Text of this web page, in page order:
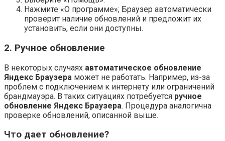
Нажмите «О программе»; Браузер автоматически
проверит наличие обновлений и предложит их
установить, если они доступны.
2. Ручное обновление
В некоторых случаях автоматическое обновление
Яндекс Браузера может не работать. Например, из-за
проблем с подключением к интернету или ограничений
брандмауэра. В таких ситуациях потребуется ручное
обновление Яндекс Браузера. Процедура аналогична
проверке обновлений, описанной выше.
Что дает обновление?